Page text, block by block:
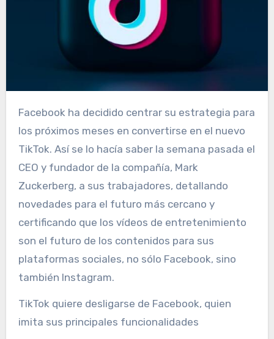
Facebook ha decidido centrar su estrategia para
los próximos meses en convertirse en el nuevo
TikTok. Así se lo hacía saber la semana pasada el
CEO y fundador de la compañía, Mark
Zuckerberg, a sus trabajadores, detallando
novedades para el futuro más cercano y
certificando que los vídeos de entretenimiento
son el futuro de los contenidos para sus
plataformas sociales, no sólo Facebook, sino
también Instagram.
TikTok quiere desligarse de Facebook, quien
imita sus principales funcionalidades